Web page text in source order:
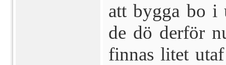
att bygga bo i
de dö derför
finnas litet